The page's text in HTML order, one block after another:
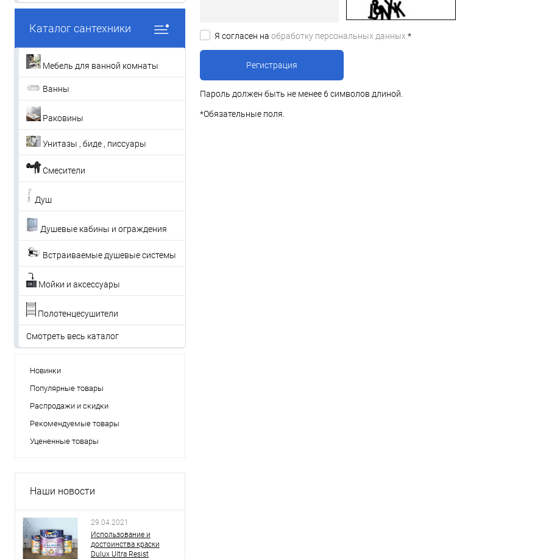
Каталог сантехники
Мебель для ванной комнаты
Ванны
Раковины
Унитазы , биде , писсуары
Смесители
Душ
Душевые кабины и ограждения
Встраиваемые душевые системы
Мойки и аксессуары
Полотенцесушители
Смотреть весь каталог
Новинки
Популярные товары
Распродажи и скидки
Рекомендуемые товары
Уцененные товары
Наши новости
29.04.2021
Использование и
достоинства краски
Dulux Ultra Resist
Я согласен на обработку персональных данных.*
Пароль должен быть не менее 6 символов длиной.
*Обязательные поля.